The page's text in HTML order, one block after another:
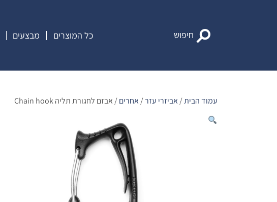
חיפוש כל המוצרים מבצעים
עמוד הבית/אביזרי עזר/אחרים/ אבזם לחגורת תליה Chain hook